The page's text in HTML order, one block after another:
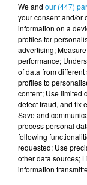
We and our (447)
your consent and/or
information on a
profiles for
advertising;
performance;
of data from
profiles to
content; Use limited
detect fraud, and fix
Save and
process personal
following
requested; Use
other data sources;
information